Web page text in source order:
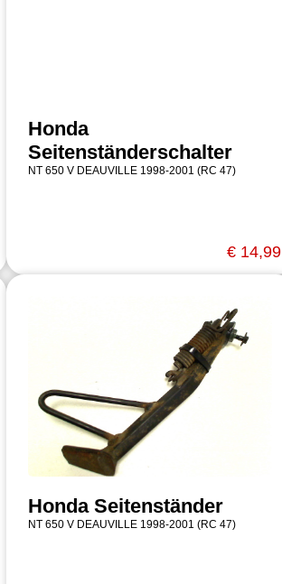
Honda
Seitenständerschalter
NT 650 V DEAUVILLE 1998-2001 (RC 47)
€ 14,99
Honda Seitenständer
NT 650 V DEAUVILLE 1998-2001 (RC 47)